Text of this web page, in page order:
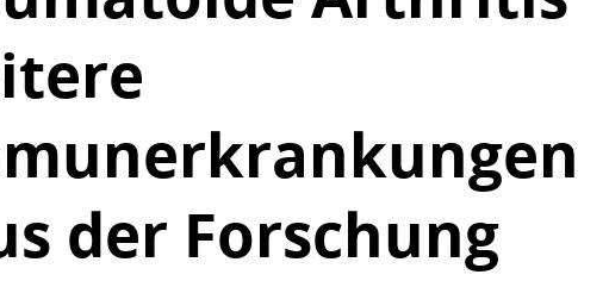
der Forschung